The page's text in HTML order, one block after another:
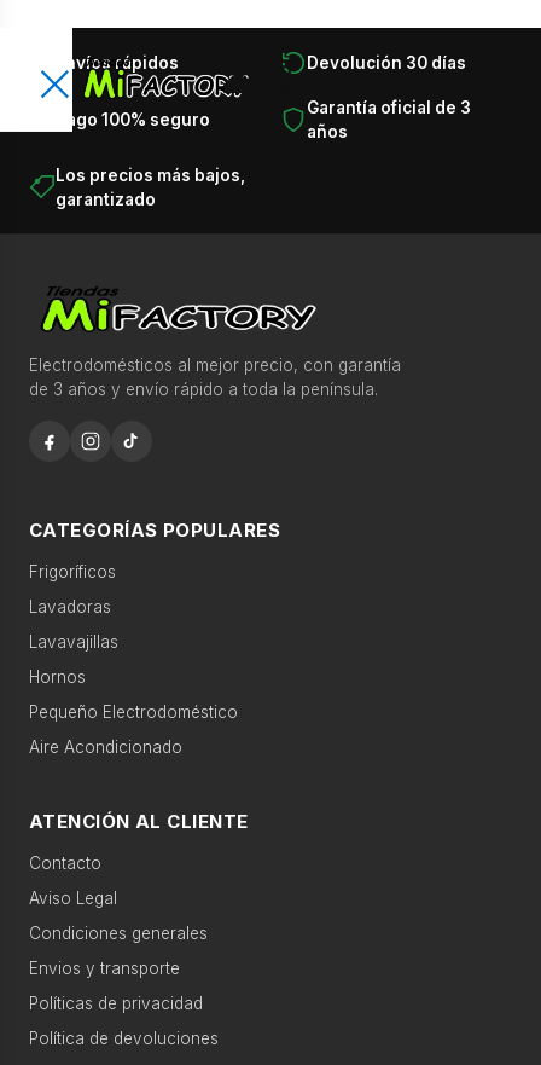
× 👤 🛒
T
d
a
s
e
g
o
r
a
s
Pequeño
›
Climatización
›
Agua
caliente
›
Encuentra lo que necesitas en
segundos
recomendaciones.
Recomendaciones para comprar más rápido
Ofertas destacadas esta semana
Búsquedas populares
lavadora 9kg
lavavajillas integrable
aire acondicionado
Categorías relacionadas
Envíos rápidos Devolución 30 días
Pago 100% seguro
Garantía oficial de 3
años
Los precios más bajos,
garantizado
Electrodomésticos al mejor precio, con garantía
de 3 años y envío rápido a toda la península.
CATEGORÍAS POPULARES
Frigoríficos
Lavadoras
Lavavajillas
Hornos
Pequeño Electrodoméstico
Aire Acondicionado
ATENCIÓN AL CLIENTE
Contacto
Aviso Legal
Condiciones generales
Envios y transporte
Políticas de privacidad
Política de devoluciones